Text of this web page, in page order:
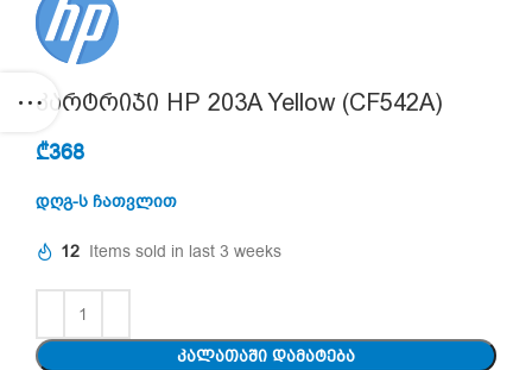
კარტრიჯი HP 203A Yellow (CF542A)
₾368
დღგ-ს ჩათვლით
12 Items sold in last 3 weeks
ᲙᲐᲚᲐᲗᲐᲨᲘ ᲓᲐᲛᲐᲢᲔᲑᲐ